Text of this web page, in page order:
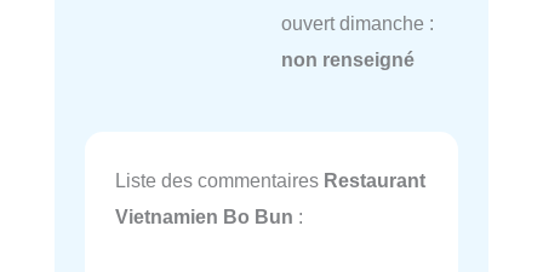
ouvert dimanche :
non renseigné
Liste des commentaires Restaurant
Vietnamien Bo Bun :